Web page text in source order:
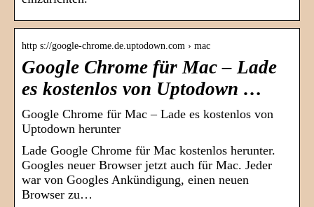
http s://google-chrome.de.uptodown.com › mac
Google Chrome für Mac – Lade
es kostenlos von Uptodown …
Google Chrome für Mac – Lade es kostenlos von
Uptodown herunter
Lade Google Chrome für Mac kostenlos herunter.
Googles neuer Browser jetzt auch für Mac. Jeder
war von Googles Ankündigung, einen neuen
Browser zu…